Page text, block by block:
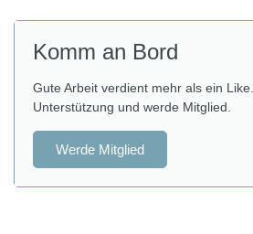
Komm an Bord
Gute Arbeit verdient mehr als ein
Unterstützung und werde Mitglied.
Werde Mitglied